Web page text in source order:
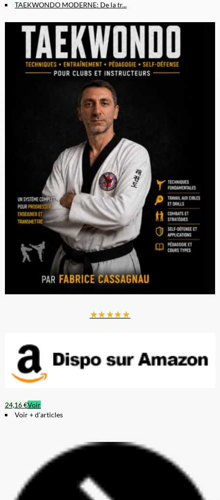
TAEKWONDO MODERNE: De la tr...
★★★★★
24,16 €Voir
Voir + d'articles